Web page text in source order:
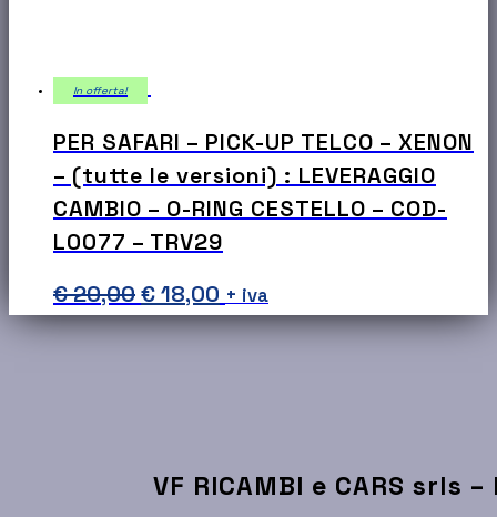
In offerta!
PER SAFARI – PICK-UP TELCO – XENON
– (tutte le versioni) : LEVERAGGIO
CAMBIO – O-RING CESTELLO – COD-
L0077 – TRV29
€20,00Il
prezzo
€18,00 Il
prezzo
+ iva
VF RICAMBI e CARS srls